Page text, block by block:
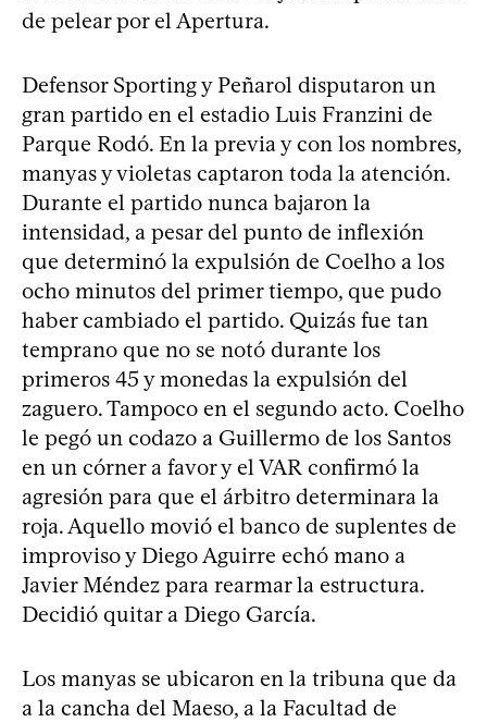
de pelear por el Apertura.
Defensor Sporting y Peñarol disputaron un
gran partido en el estadio Luis Franzini de
Parque Rodó. En la previa y con los nombres,
manyas y violetas captaron toda la atención.
Durante el partido nunca bajaron la
intensidad, a pesar del punto de inflexión
que determinó la expulsión de Coelho a los
ocho minutos del primer tiempo, que pudo
haber cambiado el partido. Quizás fue tan
temprano que no se notó durante los
primeros 45 y monedas la expulsión del
zaguero. Tampoco en el segundo acto. Coelho
le pegó un codazo a Guillermo de los Santos
en un córner a favor y el VAR confirmó la
agresión para que el árbitro determinara la
roja. Aquello movió el banco de suplentes de
improviso y Diego Aguirre echó mano a
Javier Méndez para rearmar la estructura.
Decidió quitar a Diego García.
Los manyas se ubicaron en la tribuna que da
a la cancha del Maeso, a la Facultad de